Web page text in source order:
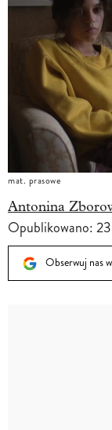
mat. prasowe
Antonina
Opublikowano:
Obserwuj nas